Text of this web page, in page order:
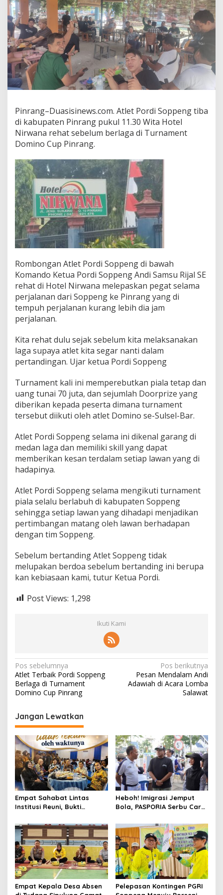
Pinrang–Duasisinews.com. Atlet Pordi Soppeng tiba
di kabupaten Pinrang pukul 11.30 Wita Hotel
Nirwana rehat sebelum berlaga di Turnament
Domino Cup Pinrang.
Rombongan Atlet Pordi Soppeng di bawah
Komando Ketua Pordi Soppeng Andi Samsu Rijal SE
rehat di Hotel Nirwana melepaskan pegat selama
perjalanan dari Soppeng ke Pinrang yang di
tempuh perjalanan kurang lebih dia jam
perjalanan.
Kita rehat dulu sejak sebelum kita melaksanakan
laga supaya atlet kita segar nanti dalam
pertandingan. Ujar ketua Pordi Soppeng
Turnament kali ini memperebutkan piala tetap dan
uang tunai 70 juta, dan sejumlah Doorprize yang
diberikan kepada peserta dimana turnament
tersebut diikuti oleh atlet Domino se-Sulsel-Bar.
Atlet Pordi Soppeng selama ini dikenal garang di
medan laga dan memiliki skill yang dapat
memberikan kesan terdalam setiap lawan yang di
hadapinya.
Atlet Pordi Soppeng selama mengikuti turnament
piala selalu berlabuh di kabupaten Soppeng
sehingga setiap lawan yang dihadapi menjadikan
pertimbangan matang oleh lawan berhadapan
dengan tim Soppeng.
Sebelum bertanding Atlet Soppeng tidak
melupakan berdoa sebelum bertanding ini berupa
kan kebiasaan kami, tutur Ketua Pordi.
Post Views: 1,298
Ikuti Kami
Navigasi
pos
Pos sebelumnya
Atlet Terbaik Pordi Soppeng
Berlaga di Turnament
Domino Cup Pinrang
Pos berikutnya
Pesan Mendalam Andi
Adawiah di Acara Lomba
Salawat
Jangan Lewatkan
Empat Sahabat Lintas
Institusi Reuni, Bukti
Sejak Mengabdi di Soppeng
Heboh! Imigrasi Jemput
Bola, PASPORIA Serbu Car
Warga Antre Nikmati
Layanan Paspor Akhir
Pekan
Empat Kepala Desa Absen
Pelepasan Kontingen PGRI